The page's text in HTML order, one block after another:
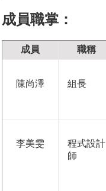
成員職掌：
成員 職稱
陳尚澤 組長
李美雯
程式設計
師